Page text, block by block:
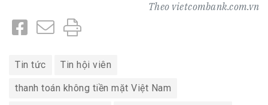
Theo vietcombank.com.vn
Tin tức Tin hội viên
thanh toán không tiền mặt Việt Nam